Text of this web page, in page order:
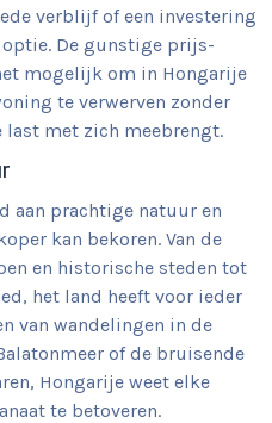
verblijf of een investering
De gunstige prijs-
mogelijk om in Hongarije
te verwerven zonder
last met zich meebrengt.
aan prachtige natuur en
kan bekoren. Van de
en historische steden tot
het land heeft voor ieder
van wandelingen in de
of de bruisende
Hongarije weet elke
te betoveren.